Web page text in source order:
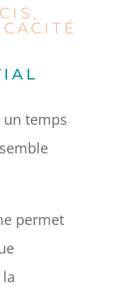
un temps
permet